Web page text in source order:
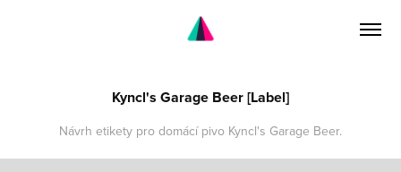
Kyncl's Garage Beer [Label]
Návrh etikety pro domácí pivo Kyncl's Garage Beer.